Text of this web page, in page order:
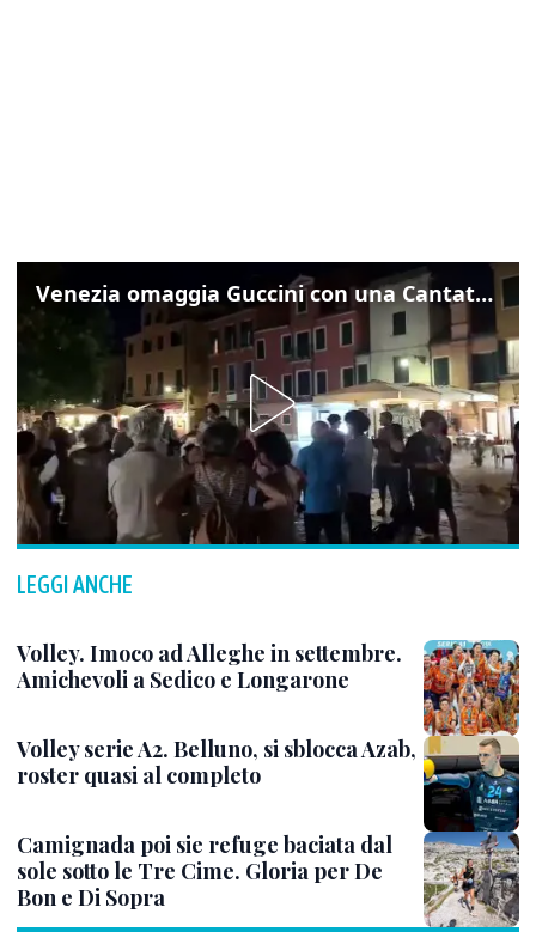
Venezia omaggia Guccini con una Cantata Anarchica in campo Santa Margherita
LEGGI ANCHE
Volley. Imoco ad Alleghe in settembre.
Amichevoli a Sedico e Longarone
Volley serie A2. Belluno, si sblocca Azab,
roster quasi al completo
Camignada poi sie refuge baciata dal
sole sotto le Tre Cime. Gloria per De
Bon e Di Sopra